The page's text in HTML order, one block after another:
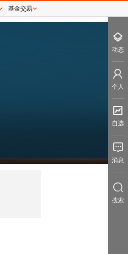
基金交易
动态
个人
自选
消息
搜索